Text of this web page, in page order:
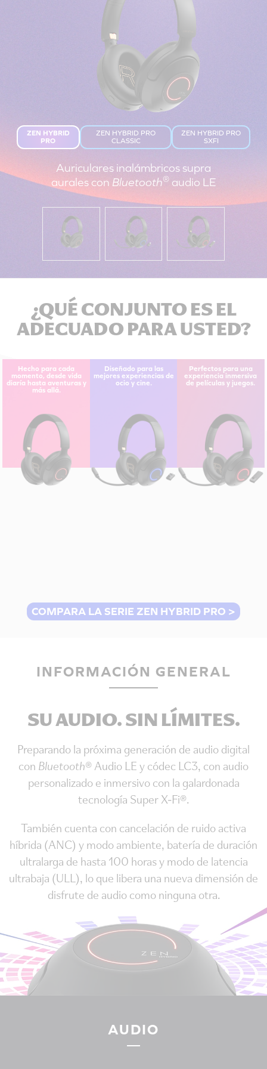
ZEN HYBRID
PRO
ZEN HYBRID PRO
CLASSIC
ZEN HYBRID PRO
SXFI
Auriculares inalámbricos supra
aurales con Bluetooth®audio LE
¿QUÉ CONJUNTO ES EL
ADECUADO PARA USTED?
Hecho para cada
momento, desde vida
diaría hasta aventuras y
más allá.
Diseñado para las
mejores experiencias de
ocio y cine.
Perfectos para una
experiencia inmersiva
de películas y juegos.
COMPARA LA SERIE ZEN HYBRID PRO
INFORMACIÓN GENERAL
SU AUDIO. SIN LÍMITES.
Preparando la próxima generación de audio digital
con Bluetooth® Audio LE y códec LC3, con audio
personalizado e inmersivo con la galardonada
tecnología Super X-Fi®.
También cuenta con cancelación de ruido activa
híbrida (ANC) y modo ambiente, batería de duración
ultralarga de hasta 100 horas y modo de latencia
ultrabaja (ULL), lo que libera una nueva dimensión de
disfrute de audio como ninguna otra.
AUDIO